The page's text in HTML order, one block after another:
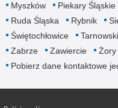
Myszków
Piekary Śląskie
Ruda Śląska
Rybnik
Świętochłowice
Zabrze
Zawiercie Żory
Pobierz dane kontaktowe